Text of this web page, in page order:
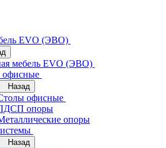
EVO (ЭВО)
мебель EVO (ЭВО)
офисные
Назад
офисные
опоры
опоры
Назад